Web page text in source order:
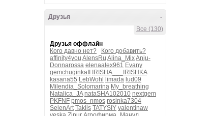
-
Друзья
Все (130)
Друзья оффлайн
Кого давно нет?
Кого добавить?
affinity4you AlensRu Alina_MixAnju-
Donnarossa elenaalex961 Evany
gemchuginkaII
IRISHA___IRISHKA
kasana55 LebWohl limada lud09
Milendia_Solomarina My_breathing
Natalica_JA nataSHA102010 nextgem
PKFNF pmos_nmos rosinka7304
SelenArt Taklis TATYSIY valentinaw